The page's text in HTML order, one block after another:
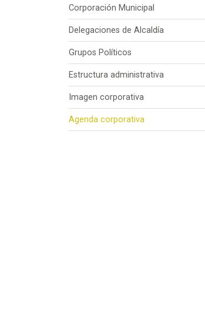
Corporación Municipal
Delegaciones de Alcaldía
Grupos Políticos
Estructura administrativa
Imagen corporativa
Agenda corporativa